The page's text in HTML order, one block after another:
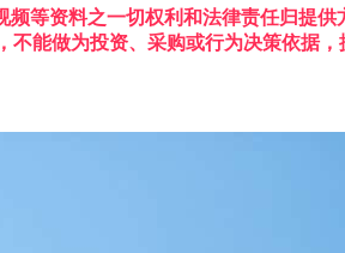
等资料之一切权利和法律责任归提
能做为投资、采购或行为决策依据，